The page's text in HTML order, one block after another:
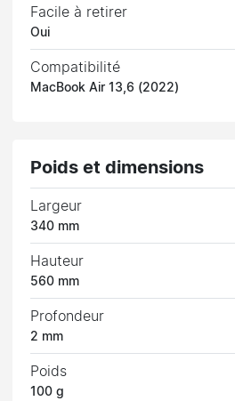
Facile à retirer
Oui
Compatibilité
MacBook Air 13,6 (2022)
Poids et dimensions
Largeur
340 mm
Hauteur
560 mm
Profondeur
2 mm
Poids
100 g